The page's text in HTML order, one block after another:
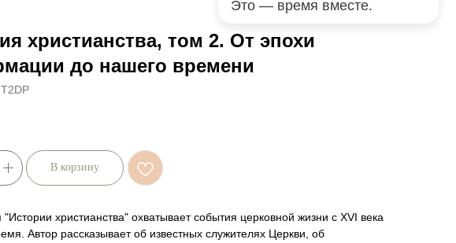
христианства, том 2. От эпохи
до нашего времени
В корзину
"Истории христианства" охватывает события церковной жизни с XVI века
Автор рассказывает об известных служителях Церкви, об